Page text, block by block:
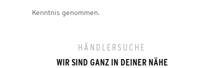
Kenntnis genommen.
HÄNDLERSUCHE
WIR SIND GANZ IN DEINER NÄHE